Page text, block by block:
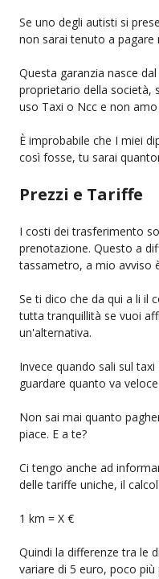
Se uno degli autisti si
non sarai tenuto a pagare
Questa garanzia nasce
proprietario della società,
uso Taxi o Ncc e non
È improbabile che I miei
così fosse, tu sarai
Prezzi e Tariffe
I costi dei trasferimento
prenotazione. Questo a
tassametro, a mio avviso
Se ti dico che da qui a li il
tutta tranquillità se vuoi
un'alternativa.
Invece quando sali sul
guardare quanto va
Non sai mai quanto
piace. E a te?
Ci tengo anche ad
delle tariffe uniche, il
1 km = X €
Quindi la differenze tra le
variare di 5 euro, poco